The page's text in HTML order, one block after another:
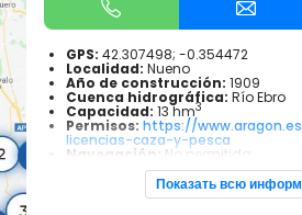
GPS: 42.307498; -0.354472
Localidad: Nueno
Año de construcción: 1909
Cuenca hidrográfica: Río Ebro
Capacidad: 13 hm3
Permisos: https://
licencias-caza-y-pesca
Navegación: No permitida
Especies piscícolas:Carpa
channel catfish, black bass,
Su principal función es la de riego y,
Показать всю